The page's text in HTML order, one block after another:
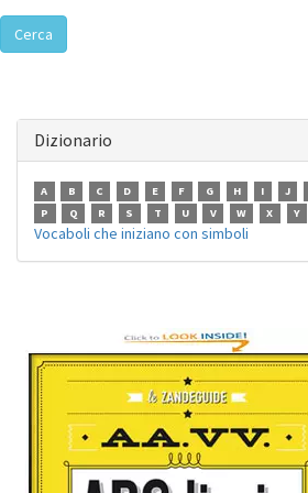
Cerca
Dizionario
A B C D E F G H I J
P
Q R S T U V W X Y
Vocaboli che iniziano con simboli